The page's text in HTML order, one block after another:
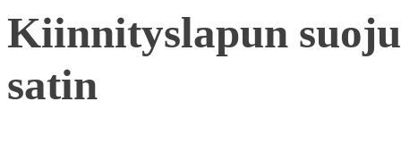
Kiinnityslapun
satin